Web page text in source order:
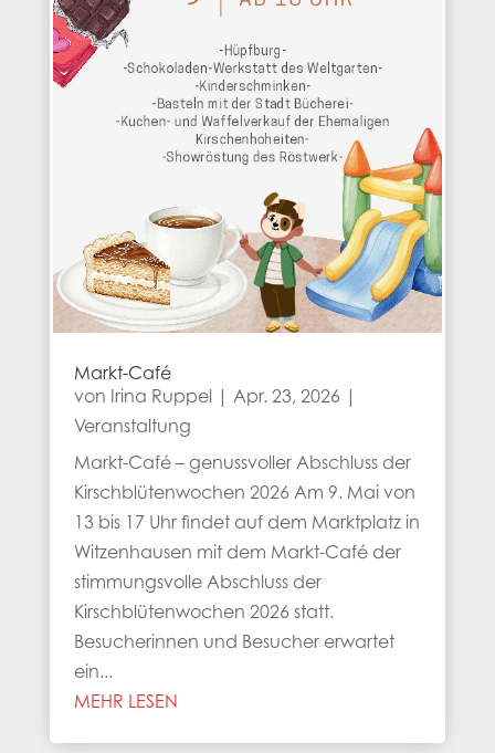
Markt-Café
von Irina Ruppel Apr. 23, 2026
Veranstaltung
Markt-Café – genussvoller Abschluss der
Kirschblütenwochen 2026 Am 9. Mai von
13 bis 17 Uhr findet auf dem Marktplatz in
Witzenhausen mit dem Markt-Café der
stimmungsvolle Abschluss der
Kirschblütenwochen 2026 statt.
Besucherinnen und Besucher erwartet
ein...
MEHR LESEN